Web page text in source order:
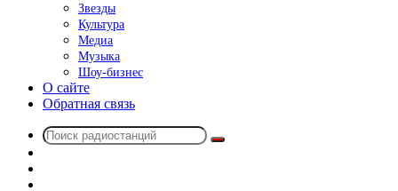
Звезды
Культура
Медиа
Музыка
Шоу-бизнес
О сайте
Обратная связь
Поиск